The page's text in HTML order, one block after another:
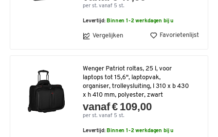
per st. vanaf 5 st.
Levertijd: Binnen 1-2 werkdagen bij u
Vergelijken Favorietenlijst
Wenger Patriot roltas, 25 l, voor
laptops tot 15,6", laptopvak,
organiser, trolleysluiting, l 310 x b 430
x h 410 mm, polyester, zwart
vanaf € 109,00
per st. vanaf 5 st.
Levertijd: Binnen 1-2 werkdagen bij u